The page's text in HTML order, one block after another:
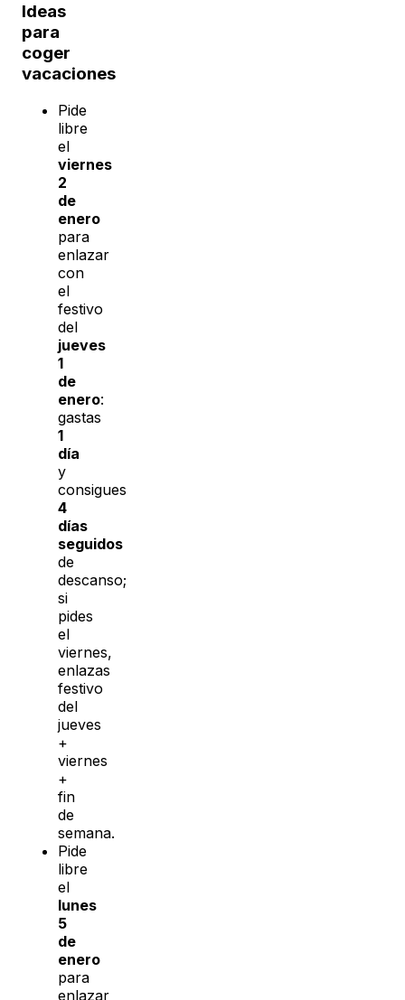
Ideas
para
coger
vacaciones
Pide
libre
el
viernes
2
de
enero
para
enlazar
con
el
festivo
del
jueves
1
de
enero:
gastas
1
día
y
consigues
4
días
seguidos
de
descanso;
si
pides
el
viernes,
enlazas
festivo
del
jueves
+
viernes
+
fin
de
semana.
Pide
libre
el
lunes
5
de
enero
para
enlazar